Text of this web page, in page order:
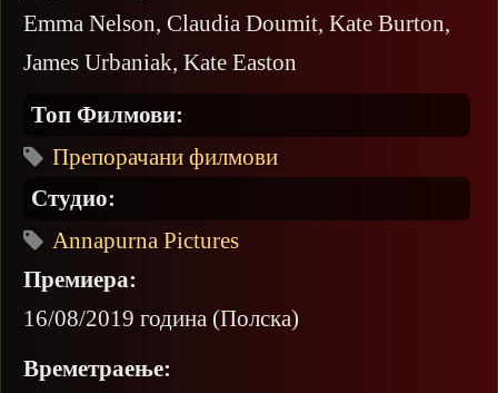
Emma Nelson, Claudia Doumit, Kate Burton,
James Urbaniak, Kate Easton
Топ Филмови:
Препорачани филмови
Студио:
Annapurna Pictures
Премиера:
16/08/2019 година (Полска)
Времетраење: